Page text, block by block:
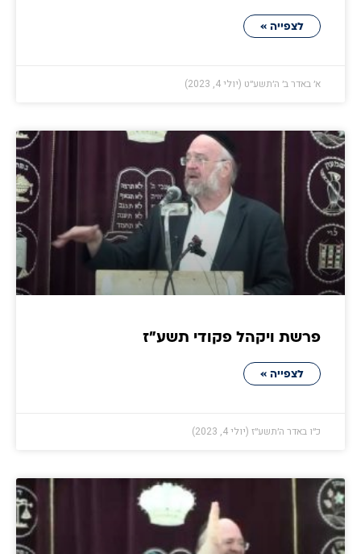
לצפייה »
א׳ באדר ב׳ ה׳תשע״ט (יולי 4, 2023)
פרשת ויקהל פקודי תשע״ז
לצפייה »
כ״ו באדר ה׳תשע״ז (יולי 4, 2023)